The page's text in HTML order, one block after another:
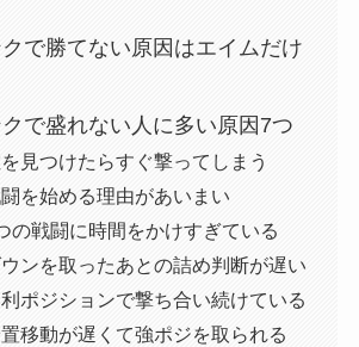
で勝てない原因はエイムだけ
で盛れない人に多い原因7つ
見つけたらすぐ撃ってしまう
を始める理由があいまい
の戦闘に時間をかけすぎている
ンを取ったあとの詰め判断が遅い
ポジションで撃ち合い続けている
移動が遅くて強ポジを取られる